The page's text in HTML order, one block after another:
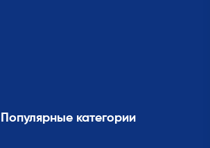
Популярные категории